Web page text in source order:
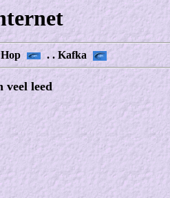
. . Kafka
veel leed